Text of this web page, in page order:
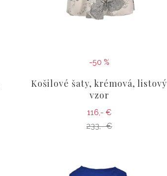
-50 %
Košilové šaty, krémová, listový
vzor
116,- €
233,- €